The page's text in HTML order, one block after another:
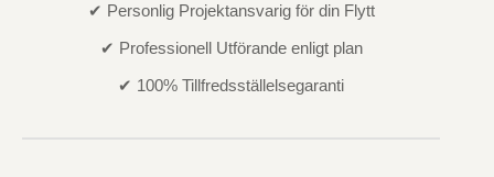
✔ Personlig Projektansvarig för din Flytt
✔ Professionell Utförande enligt plan
✔ 100% Tillfredsställelsegaranti